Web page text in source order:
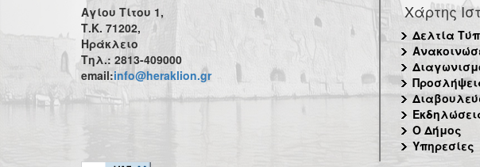
Αγίου Τίτου 1,
Τ.Κ. 71202,
Ηράκλειο
Τηλ.: 2813-409000
email:info@heraklion.gr
Χάρτης
Δελτία
Ο Δήμος
Υπηρεσίες